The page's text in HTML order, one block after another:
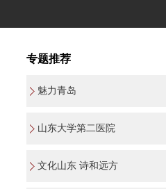
专题推荐
魅力青岛
山东大学第二医院
文化山东 诗和远方